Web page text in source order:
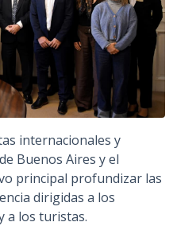
internacionales y
Buenos Aires y el
principal profundizar las
dirigidas a los
a los turistas.